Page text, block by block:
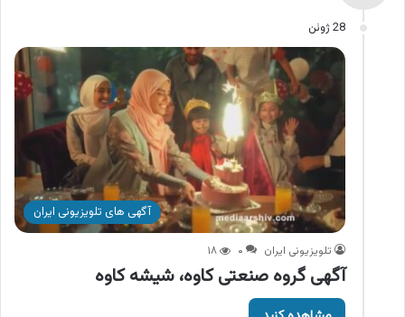
28 ژوئن
آگهی های تلویزیونی ایران
تلویزیونی ایران ۰ ۱۸
آگهی گروه صنعتی کاوه، شیشه کاوه